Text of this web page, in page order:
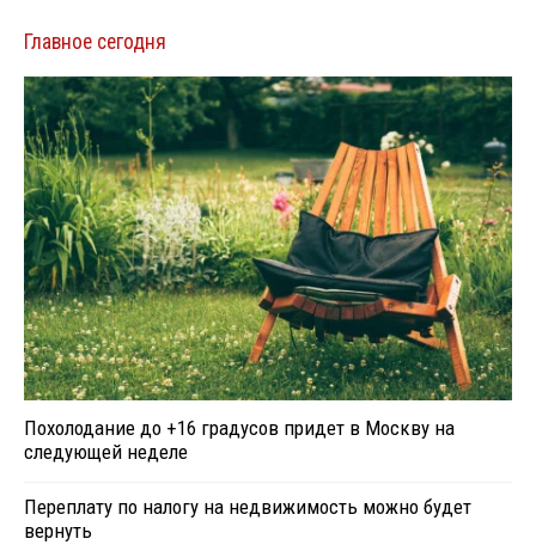
Главное сегодня
Похолодание до +16 градусов придет в Москву на
следующей неделе
Переплату по налогу на недвижимость можно будет
вернуть